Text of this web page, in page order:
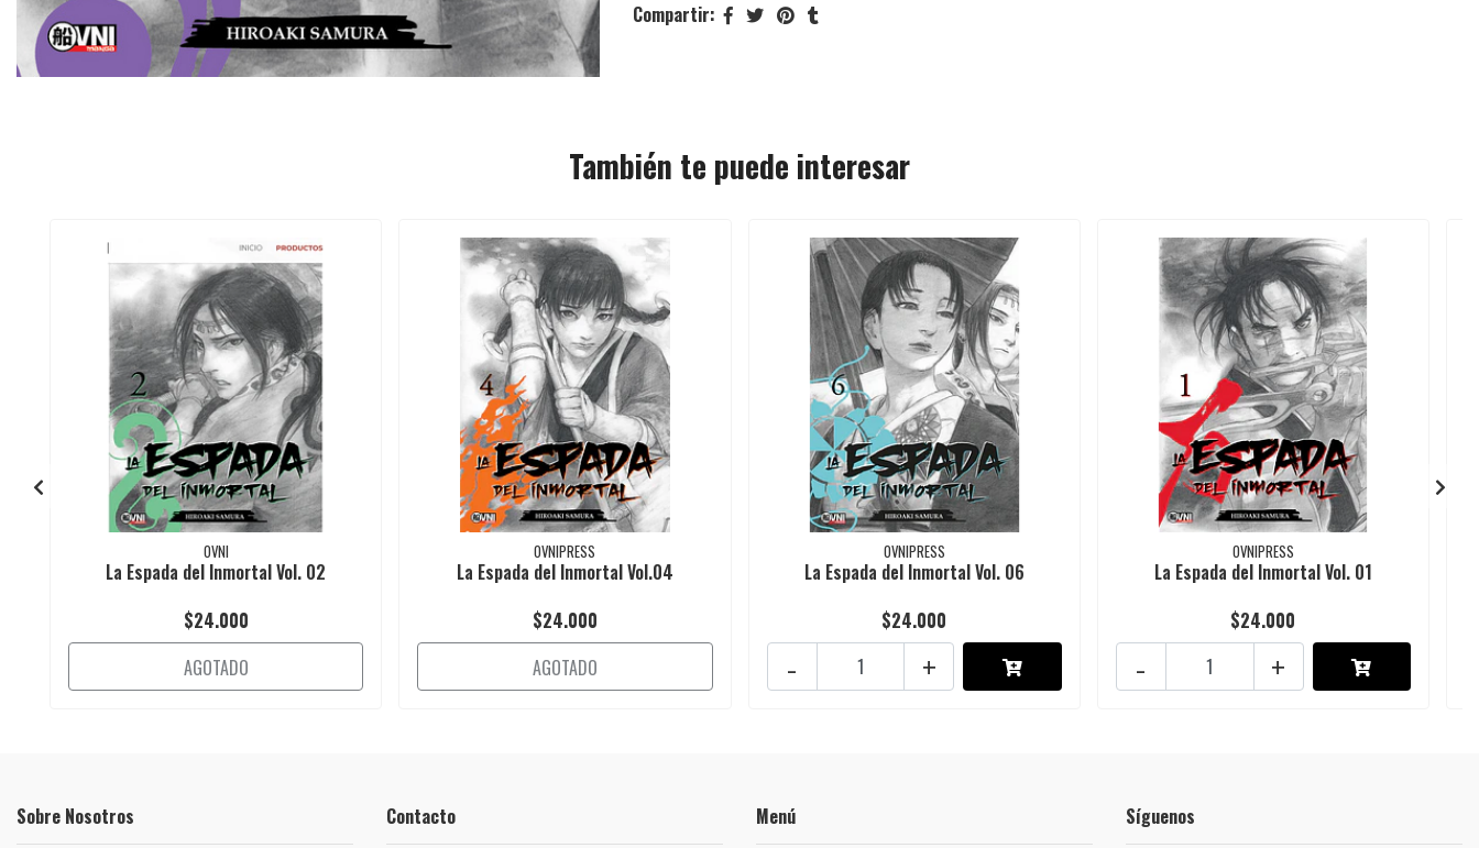
Compartir:
También te puede interesar
OVNI
La Espada del Inmortal Vol. 02
$24.000
AGOTADO
OVNIPRESS
La Espada del Inmortal Vol.04
$24.000
AGOTADO
OVNIPRESS
La Espada del Inmortal Vol. 06
$24.000
+
-
OVNIPRESS
La Espada del Inmortal Vol. 01
$24.000
+
-
Sobre Nosotros Contacto Menú Síguenos